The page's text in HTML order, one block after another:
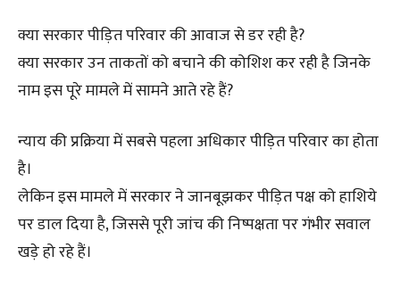
क्या सरकार पीड़ित परिवार की आवाज से डर रही है?
क्या सरकार उन ताकतों को बचाने की कोशिश कर रही है जिनके
नाम इस पूरे मामले में सामने आते रहे हैं?
न्याय की प्रक्रिया में सबसे पहला अधिकार पीड़ित परिवार का होता
है।
लेकिन इस मामले में सरकार ने जानबूझकर पीड़ित पक्ष को हाशिये
पर डाल दिया है, जिससे पूरी जांच की निष्पक्षता पर गंभीर सवाल
खड़े हो रहे हैं।